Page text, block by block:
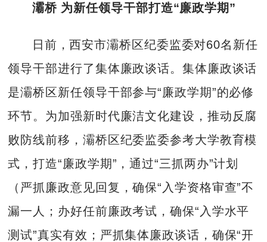
灞桥 为新任领导干部打造“廉政学期”
日前，西安市灞桥区纪委监委对60名新任
领导干部进行了集体廉政谈话。集体廉政谈话
是灞桥区新任领导干部参与“廉政学期”的必修
环节。为加强新时代廉洁文化建设，推动反腐
败防线前移，灞桥区纪委监委参考大学教育模
式，打造“廉政学期”，通过“三抓两办”计划
（严抓廉政意见回复，确保“入学资格审查”不
漏一人；办好任前廉政考试，确保“入学水平
测试”真实有效；严抓集体廉政谈话，确保“开